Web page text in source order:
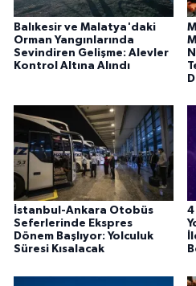
Balıkesir ve Malatya'daki
Orman Yangınlarında
Sevindiren Gelişme: Alevler
Kontrol Altına Alındı
İstanbul-Ankara Otobüs
Seferlerinde Ekspres
Dönem Başlıyor: Yolculuk
Süresi Kısalacak
4